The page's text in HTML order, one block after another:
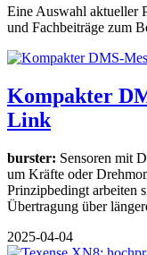
Eine Auswahl aktueller
und Fachbeiträge zum
Kompakter
Link
burster: Sensoren mit
um Kräfte oder
Prinzipbedingt arbeiten
Übertragung über
2025-04-04